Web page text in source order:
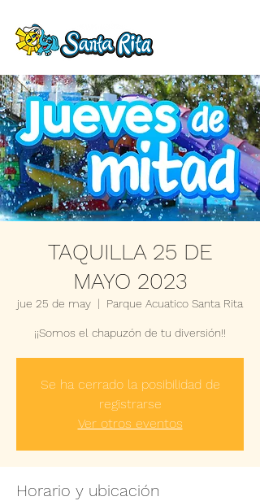
TAQUILLA 25 DE
MAYO 2023
jue 25 de may
  |
Parque Acuatico Santa Rita
¡¡Somos el chapuzón de tu diversión!!
Se ha cerrado la posibilidad de
registrarse
Ver otros eventos
Horario y ubicación